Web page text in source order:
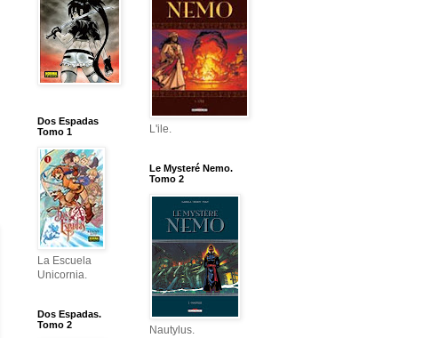
Dos Espadas
Tomo 1
La Escuela
Unicornia.
Dos Espadas.
Tomo 2
L'ile.
Le Mysteré Nemo.
Tomo 2
Nautylus.